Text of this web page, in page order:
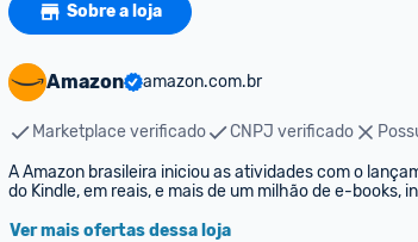
Sobre a loja
Amazon amazon.com.br
Marketplace verificado CNPJ verificado
A Amazon brasileira iniciou as atividades com o
do Kindle, em reais, e mais de um milhão de e-books,
Ver mais ofertas dessa loja